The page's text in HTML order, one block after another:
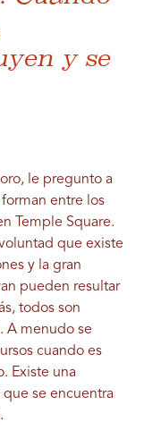
y se
le pregunto a
entre los
Temple Square.
que existe
y la gran
pueden resultar
todos son
A menudo se
cuando es
Existe una
se encuentra